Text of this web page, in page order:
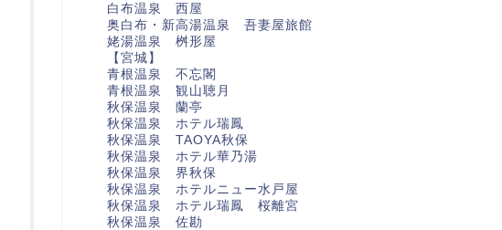
白布温泉 西屋
奥白布・新高湯温泉 吾妻屋旅館
姥湯温泉 桝形屋
【宮城】
青根温泉 不忘閣
青根温泉 観山聴月
秋保温泉 蘭亭
秋保温泉 ホテル瑞鳳
秋保温泉 TAOYA秋保
秋保温泉 ホテル華乃湯
秋保温泉 界秋保
秋保温泉 ホテルニュー水戸屋
秋保温泉 ホテル瑞鳳 桜離宮
秋保温泉 佐勘